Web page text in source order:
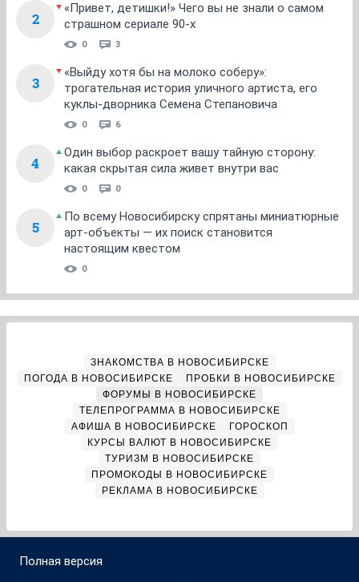
2
«Привет, детишки!» Чего вы не знали о самом
страшном сериале 90-х
0 3
3
«Выйду хотя бы на молоко соберу»:
трогательная история уличного артиста, его
куклы-дворника Семена Степановича
0 6
4
Один выбор раскроет вашу тайную сторону:
какая скрытая сила живет внутри вас
0 0
5
По всему Новосибирску спрятаны миниатюрные
арт-объекты — их поиск становится
настоящим квестом
0
ЗНАКОМСТВА В НОВОСИБИРСКЕ
ПОГОДА В НОВОСИБИРСКЕ
ПРОБКИ В НОВОСИБИРСКЕ
ФОРУМЫ В НОВОСИБИРСКЕ
ТЕЛЕПРОГРАММА В НОВОСИБИРСКЕ
АФИША В НОВОСИБИРСКЕ
ГОРОСКОП
КУРСЫ ВАЛЮТ В НОВОСИБИРСКЕ
ТУРИЗМ В НОВОСИБИРСКЕ
ПРОМОКОДЫ В НОВОСИБИРСКЕ
РЕКЛАМА В НОВОСИБИРСКЕ
Полная версия